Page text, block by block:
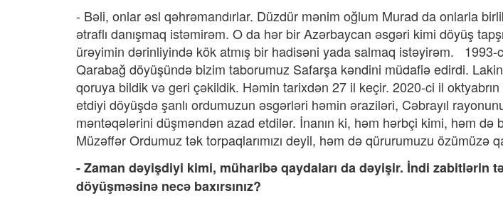
- Bəli, onlar əsl qəhrəmandırlar. Düzdür mənim oğlum Murad da onlarla
ətraflı danışmaq istəmirəm. O da hər bir Azərbaycan əsgəri kimi döyüş
ürəyimin dərinliyində kök atmış bir hadisəni yada salmaq istəyirəm. 1993-
Qarabağ döyüşündə bizim taborumuz Safarşa kəndini müdafiə edirdi.
qoruya bildik və geri çəkildik. Həmin tarixdən 27 il keçir. 2020-ci il
etdiyi döyüşdə şanlı ordumuzun əsgərləri həmin əraziləri, Cəbrayıl
məntəqələrini düşməndən azad etdilər. İnanın ki, həm hərbçi kimi, həm də
Müzəffər Ordumuz tək torpaqlarımızı deyil, həm də qürurumuzu özümüzə
- Zaman dəyişdiyi kimi, müharibə qaydaları da dəyişir. İndi zabitlərin
döyüşməsinə necə baxırsınız?